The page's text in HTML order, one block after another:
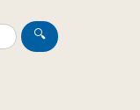
🔍